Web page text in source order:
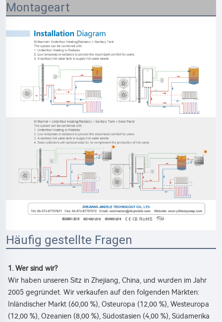
Montageart
Häufig gestellte Fragen
1. Wer sind wir?
Wir haben unseren Sitz in Zhejiang, China, und wurden im Jahr
2005 gegründet. Wir verkaufen auf den folgenden Märkten:
Inländischer Markt (60,00 %), Osteuropa (12,00 %), Westeuropa
(12,00 %), Ozeanien (8,00 %), Südostasien (4,00 %), Südamerika